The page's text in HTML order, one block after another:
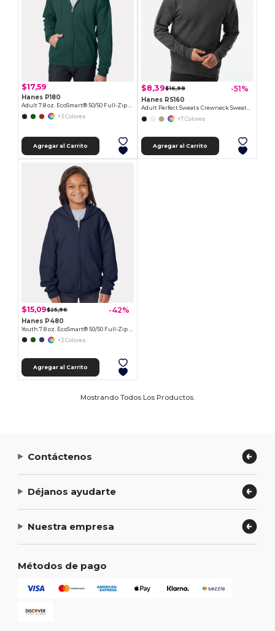
$17,59
Hanes P180
Adult 7.8 oz. EcoSmart® 50/50 Full-Zip Hooded Sweatshirt
+3 Colores
Agregar al Carrito
$8,39$16,98 -51%
Hanes RS160
Adult Perfect Sweats Crewneck Sweatshirt
+7 Colores
Agregar al Carrito
$15,09$25,96 -42%
Hanes P480
Youth 7.8 oz. EcoSmart® 50/50 Full-Zip Hooded Sweatshirt
+2 Colores
Agregar al Carrito
Mostrando Todos Los Productos.
Contáctenos
Déjanos ayudarte
Nuestra empresa
Métodos de pago